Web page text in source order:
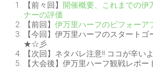
【前々回】 開催概要、これまでの伊
ナーの評価
【前回】伊万里ハーフのビフォーア
【今回】伊万里ハーフのスター
★☆彡
【次回】ネタバレ注意!! ココが辛い
【大会後】伊万里ハーフ観戦レポー